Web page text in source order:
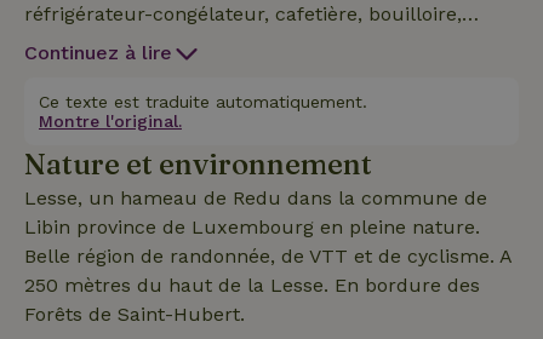
réfrigérateur-congélateur, cafetière, bouilloire,
grille-pain, ...6 chambres avec lit double et toilettes
superposés avec lavabo. Terrasse ouverte et
terrasse couverte. Grand grenier avec table de ping-
pong, jeu de fléchettes électronique, table d'air
hockey, théâtre de marionnettes, kitchenette et coin
télétravail. Le prix comprend le nettoyage final, le
linge de lit, de bain et de cuisine, les machines à
laver le linge et la vaisselle, l'électricité, l'eau, le
chauffage et la taxe de séjour. Une borne de
Continuez à lire
Ce texte est traduite automatiquement.
Montre l'original.
Nature et environnement
Lesse, un hameau de Redu dans la commune de
Libin province de Luxembourg en pleine nature.
Belle région de randonnée, de VTT et de cyclisme. A
250 mètres du haut de la Lesse. En bordure des
Forêts de Saint-Hubert.